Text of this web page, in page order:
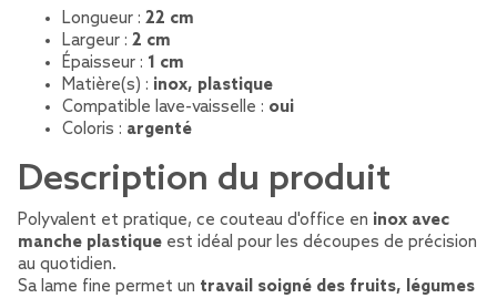
Longueur : 22 cm
Largeur : 2 cm
Épaisseur : 1 cm
Matière(s) : inox, plastique
Compatible lave-vaisselle : oui
Coloris : argenté
Description du produit
Polyvalent et pratique, ce couteau d'office en inox avec
manche plastique est idéal pour les découpes de précision
au quotidien.
Sa lame fine permet un travail soigné des fruits, légumes